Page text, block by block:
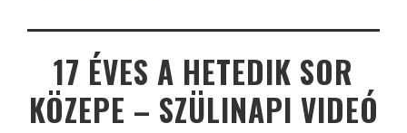
17 ÉVES A HETEDIK SOR
KÖZEPE – SZÜLINAPI VIDEÓ